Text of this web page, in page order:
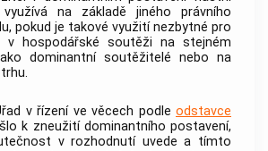
na základě jiného právního
pokud je takové využití nezbytné pro
v hospodářské soutěži na stejném
dominantnísoutěžitelé nebo na
v řízení ve věcech podle odstavce
k zneužití dominantního postavení,
v rozhodnutí uvede a tímto